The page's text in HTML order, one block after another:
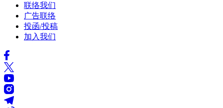
联络我们
广告联络
投函/投稿
加入我们